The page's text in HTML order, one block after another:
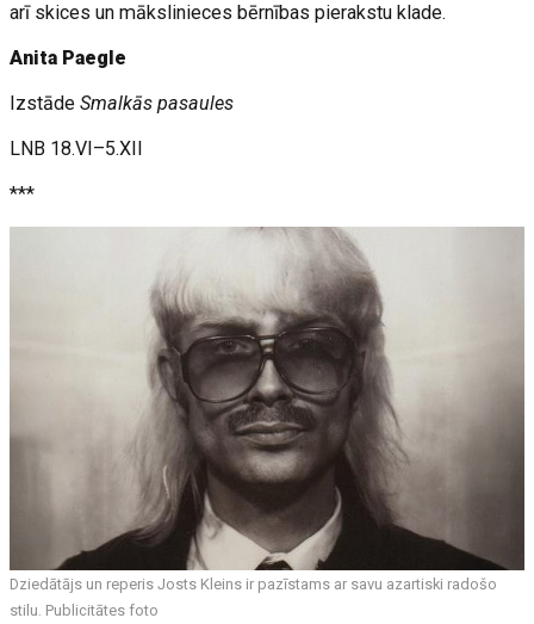
arī skices un mākslinieces bērnības pierakstu klade.
Anita Paegle
IzstādeSmalkās pasaules
LNB 18.VI–5.XII
***
Dziedātājs un reperis Josts Kleins ir pazīstams ar savu azartiski radošo
stilu. Publicitātes foto